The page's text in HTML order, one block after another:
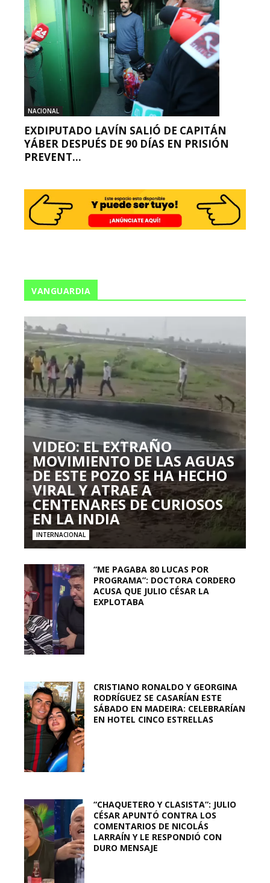
NACIONAL
EXDIPUTADO LAVÍN SALIÓ DE CAPITÁN
YÁBER DESPUÉS DE 90 DÍAS EN PRISIÓN
PREVENT...
VANGUARDIA
VIDEO: EL EXTRAÑO
MOVIMIENTO DE LAS AGUAS
DE ESTE POZO SE HA HECHO
VIRAL Y ATRAE A
CENTENARES DE CURIOSOS
EN LA INDIA
INTERNACIONAL
“ME PAGABA 80 LUCAS POR
PROGRAMA”: DOCTORA CORDERO
ACUSA QUE JULIO CÉSAR LA
EXPLOTABA
CRISTIANO RONALDO Y GEORGINA
RODRÍGUEZ SE CASARÍAN ESTE
SÁBADO EN MADEIRA: CELEBRARÍAN
EN HOTEL CINCO ESTRELLAS
“CHAQUETERO Y CLASISTA”: JULIO
CÉSAR APUNTÓ CONTRA LOS
COMENTARIOS DE NICOLÁS
LARRAÍN Y LE RESPONDIÓ CON
DURO MENSAJE